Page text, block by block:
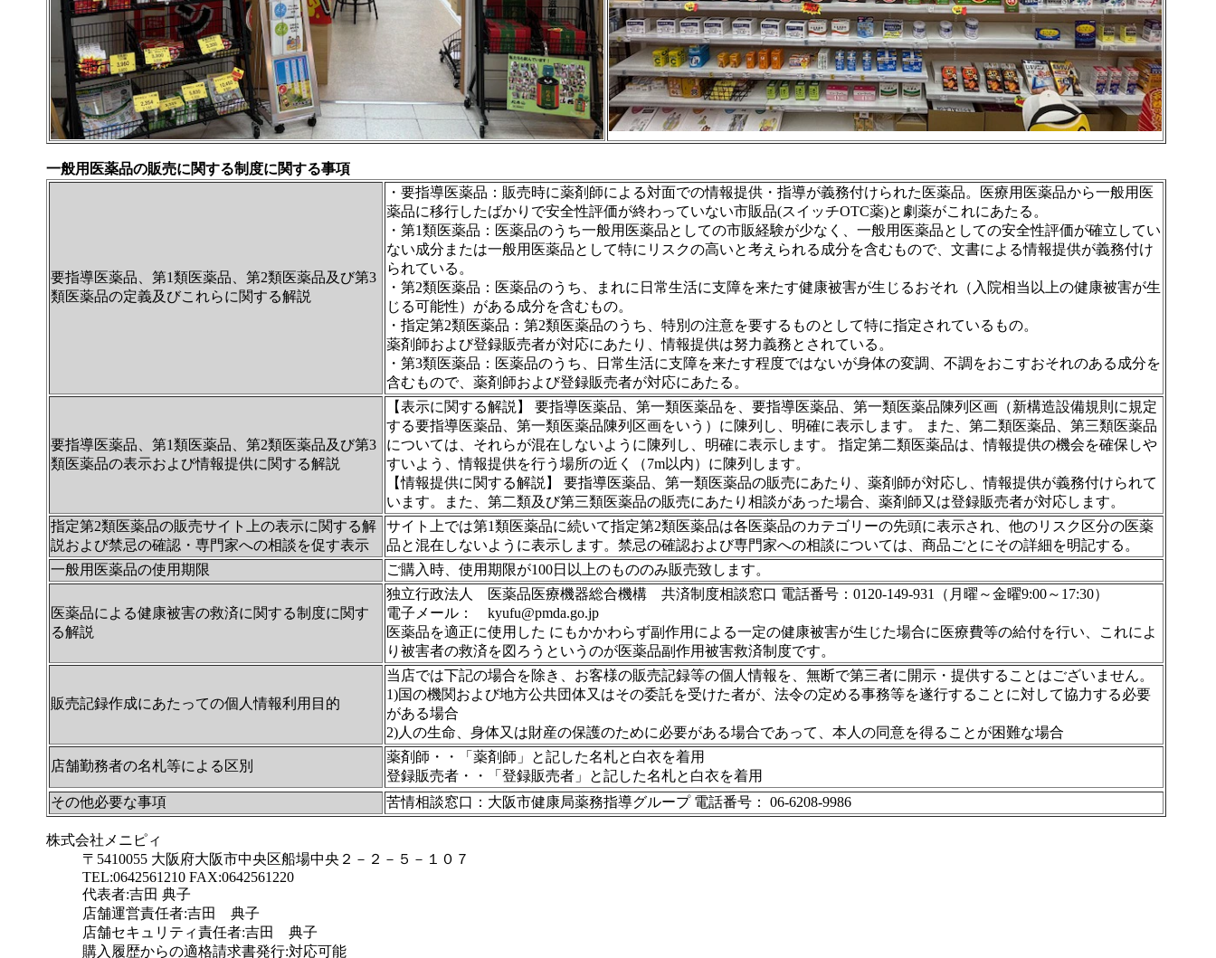
一般用医薬品の販売に関する制度に関する事項
要指導医薬品、第1類医薬品、第2類医薬品及び第3
類医薬品の定義及びこれらに関する解説
・要指導医薬品：販売時に薬剤師による対面での情報提供・指導が義務付けられた医薬品。医療用医薬品から一般用医
薬品に移行したばかりで安全性評価が終わっていない市販品(スイッチOTC薬)と劇薬がこれにあたる。
・第1類医薬品：医薬品のうち一般用医薬品としての市販経験が少なく、一般用医薬品としての安全性評価が確立してい
ない成分または一般用医薬品として特にリスクの高いと考えられる成分を含むもので、文書による情報提供が義務付け
られている。
・第2類医薬品：医薬品のうち、まれに日常生活に支障を来たす健康被害が生じるおそれ（入院相当以上の健康被害が生
じる可能性）がある成分を含むもの。
・指定第2類医薬品：第2類医薬品のうち、特別の注意を要するものとして特に指定されているもの。
薬剤師および登録販売者が対応にあたり、情報提供は努力義務とされている。
・第3類医薬品：医薬品のうち、日常生活に支障を来たす程度ではないが身体の変調、不調をおこすおそれのある成分を
含むもので、薬剤師および登録販売者が対応にあたる。
要指導医薬品、第1類医薬品、第2類医薬品及び第3
類医薬品の表示および情報提供に関する解説
【表示に関する解説】 要指導医薬品、第一類医薬品を、要指導医薬品、第一類医薬品陳列区画（新構造設備規則に規定
する要指導医薬品、第一類医薬品陳列区画をいう）に陳列し、明確に表示します。 また、第二類医薬品、第三類医薬品
については、それらが混在しないように陳列し、明確に表示します。 指定第二類医薬品は、情報提供の機会を確保しや
すいよう、情報提供を行う場所の近く（7m以内）に陳列します。
【情報提供に関する解説】 要指導医薬品、第一類医薬品の販売にあたり、薬剤師が対応し、情報提供が義務付けられて
います。また、第二類及び第三類医薬品の販売にあたり相談があった場合、薬剤師又は登録販売者が対応します。
指定第2類医薬品の販売サイト上の表示に関する解
説および禁忌の確認・専門家への相談を促す表示
サイト上では第1類医薬品に続いて指定第2類医薬品は各医薬品のカテゴリーの先頭に表示され、他のリスク区分の医薬
品と混在しないように表示します。禁忌の確認および専門家への相談については、商品ごとにその詳細を明記する。
一般用医薬品の使用期限
ご購入時、使用期限が100日以上のもののみ販売致します。
医薬品による健康被害の救済に関する制度に関す
る解説
独立行政法人 医薬品医療機器総合機構 共済制度相談窓口 電話番号：0120-149-931（月曜～金曜9:00～17:30）
電子メール： kyufu@pmda.go.jp
医薬品を適正に使用した にもかかわらず副作用による一定の健康被害が生じた場合に医療費等の給付を行い、これによ
り被害者の救済を図ろうというのが医薬品副作用被害救済制度です。
販売記録作成にあたっての個人情報利用目的
当店では下記の場合を除き、お客様の販売記録等の個人情報を、無断で第三者に開示・提供することはございません。
1)国の機関および地方公共団体又はその委託を受けた者が、法令の定める事務等を遂行することに対して協力する必要
がある場合
2)人の生命、身体又は財産の保護のために必要がある場合であって、本人の同意を得ることが困難な場合
店舗勤務者の名札等による区別
薬剤師・・「薬剤師」と記した名札と白衣を着用
登録販売者・・「登録販売者」と記した名札と白衣を着用
その他必要な事項
苦情相談窓口：大阪市健康局薬務指導グループ 電話番号： 06-6208-9986
株式会社メニピィ
〒5410055 大阪府大阪市中央区船場中央２－２－５－１０７
TEL:0642561210 FAX:0642561220
代表者:吉田 典子
店舗運営責任者:吉田 典子
店舗セキュリティ責任者:吉田 典子
購入履歴からの適格請求書発行:対応可能